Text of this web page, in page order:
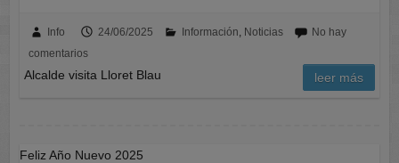
Info 24/06/2025 Información Noticias
No hay
comentarios
Alcalde visita Lloret Blau leer más
Feliz Año Nuevo 2025